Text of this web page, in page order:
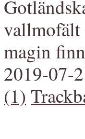
vallmofält
magin
2019-07-
(1)